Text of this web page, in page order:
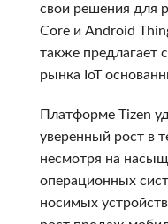
свои решения для
Core и Android
также предлагает
рынка IoT
Платформе Tizen
уверенный рост в
несмотря на
операционных
носимых